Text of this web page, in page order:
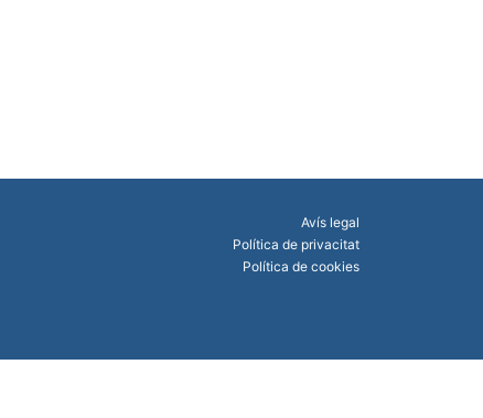
Avís legal
Política de privacitat
Política de cookies